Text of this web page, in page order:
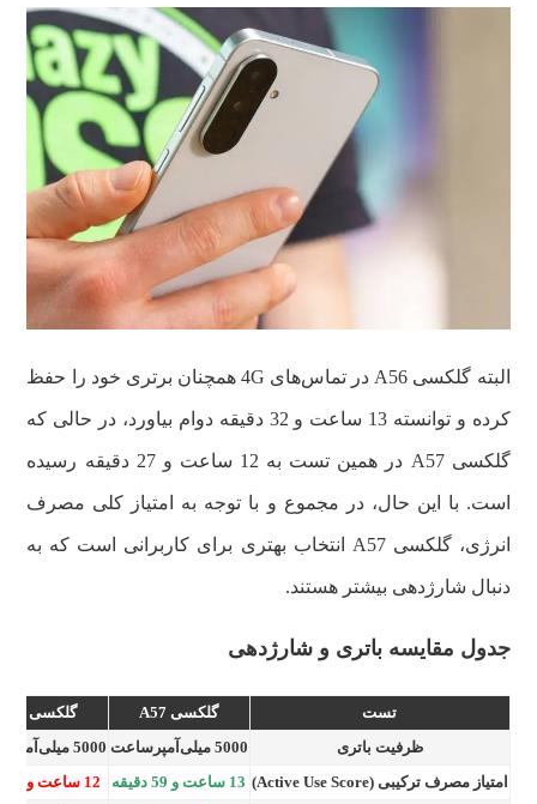
البته گلکسی A56 در تماس‌های 4G همچنان برتری خود را حفظ
کرده و توانسته 13 ساعت و 32 دقیقه دوام بیاورد، در حالی که
گلکسی A57 در همین تست به 12 ساعت و 27 دقیقه رسیده
است. با این حال، در مجموع و با توجه به امتیاز کلی مصرف
انرژی، گلکسی A57 انتخاب بهتری برای کاربرانی است که به
دنبال شارژدهی بیشتر هستند.
جدول مقایسه باتری و شارژدهی
تست گلکسی A57
گلکسی A56
ظرفیت باتری
5000 میلی‌آمپرساعت
5000 میلی‌آمپرساعت
امتیاز مصرف ترکیبی (Active Use Score)
13 ساعت و 59 دقیقه
12 ساعت و 8 دقیقه